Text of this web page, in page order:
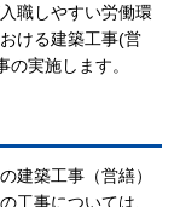
職しやすい労働環
ける建築工事(営
実施します。
建築工事（営繕）
工事については、